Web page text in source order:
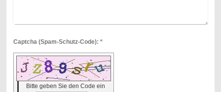
Captcha (Spam-Schutz-Code): *
Bitte geben Sie den Code ein